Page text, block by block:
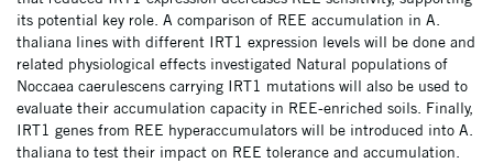
its potential key role. A comparison of REE accumulation in A.
thaliana lines with different IRT1 expression levels will be done and
related physiological effects investigated Natural populations of
Noccaea caerulescens carrying IRT1 mutations will also be used to
evaluate their accumulation capacity in REE-enriched soils. Finally,
IRT1 genes from REE hyperaccumulators will be introduced into A.
thaliana to test their impact on REE tolerance and accumulation.